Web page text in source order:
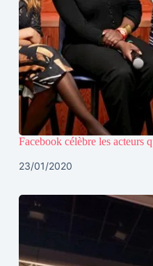
Facebook célèbre les acteurs
23/01/2020